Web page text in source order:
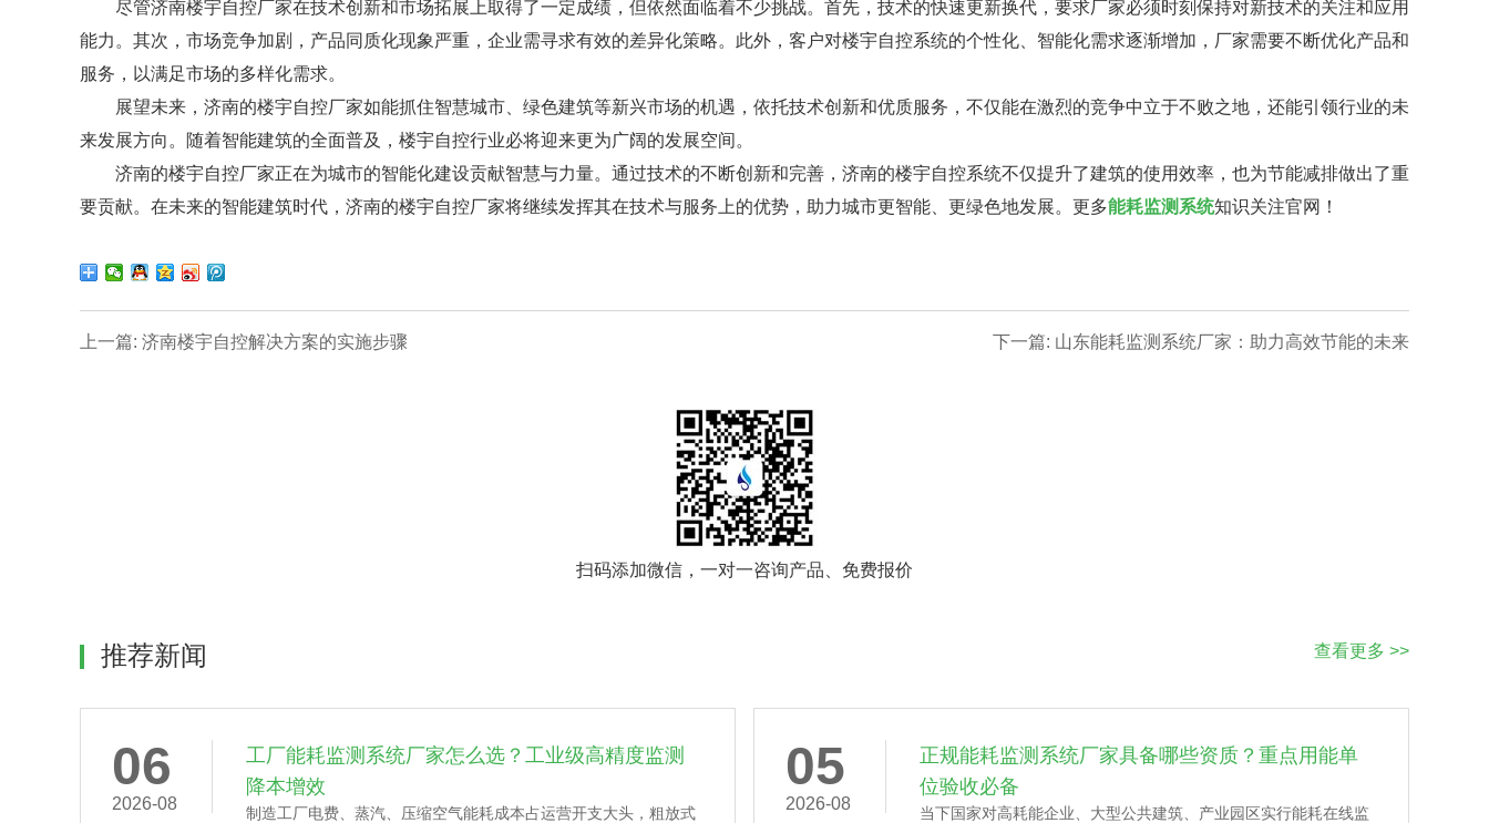
尽管济南楼宇自控厂家在技术创新和市场拓展上取得了一定成绩，但依然面临着不少挑战。首先，技术的快速更新换代，要求厂家必须时刻保持对新技术的关注和应用
能力。其次，市场竞争加剧，产品同质化现象严重，企业需寻求有效的差异化策略。此外，客户对楼宇自控系统的个性化、智能化需求逐渐增加，厂家需要不断优化产品和
服务，以满足市场的多样化需求。
展望未来，济南的楼宇自控厂家如能抓住智慧城市、绿色建筑等新兴市场的机遇，依托技术创新和优质服务，不仅能在激烈的竞争中立于不败之地，还能引领行业的未
来发展方向。随着智能建筑的全面普及，楼宇自控行业必将迎来更为广阔的发展空间。
济南的楼宇自控厂家正在为城市的智能化建设贡献智慧与力量。通过技术的不断创新和完善，济南的楼宇自控系统不仅提升了建筑的使用效率，也为节能减排做出了重
要贡献。在未来的智能建筑时代，济南的楼宇自控厂家将继续发挥其在技术与服务上的优势，助力城市更智能、更绿色地发展。更多能耗监测系统知识关注官网！
上一篇: 济南楼宇自控解决方案的实施步骤 下一篇: 山东能耗监测系统厂家：助力高效节能的未来
扫码添加微信，一对一咨询产品、免费报价
查看更多 >>
推荐新闻
06
2026-08
工厂能耗监测系统厂家怎么选？工业级高精度监测
降本增效
制造工厂电费、蒸汽、压缩空气能耗成本占运营开支大头，粗放式
05
2026-08
正规能耗监测系统厂家具备哪些资质？重点用能单
位验收必备
当下国家对高耗能企业、大型公共建筑、产业园区实行能耗在线监